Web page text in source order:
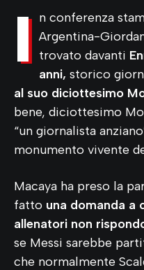
I n conferenza
Argentina-
trovato davanti
anni, storico
al suo diciottesimo
bene, diciottesimo
“un giornalista
monumento vivente
Macaya ha preso la
fatto una domanda a
allenatori non
se Messi sarebbe
che normalmente